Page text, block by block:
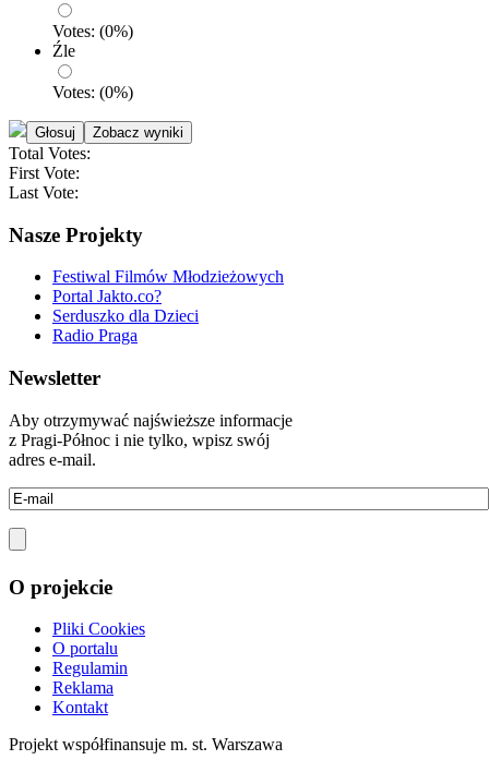
Votes: (0%)
Źle
Votes: (0%)
Total Votes:
First Vote:
Last Vote:
Nasze Projekty
Festiwal Filmów Młodzieżowych
Portal Jakto.co?
Serduszko dla Dzieci
Radio Praga
Newsletter
Aby otrzymywać najświeższe informacje
z Pragi-Północ i nie tylko, wpisz swój
adres e-mail.
O projekcie
Pliki Cookies
O portalu
Regulamin
Reklama
Kontakt
Projekt współfinansuje m. st. Warszawa